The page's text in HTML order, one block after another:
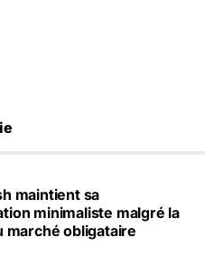
maintient sa
minimaliste malgré la
marché obligataire